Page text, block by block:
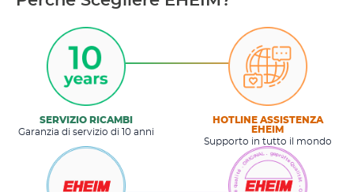
SERVIZIO RICAMBI
Garanzia di servizio di 10 anni
HOTLINE ASSISTENZA
EHEIM
Supporto in tutto il mondo